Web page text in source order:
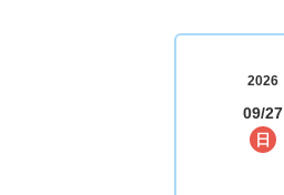
2026
09/27
日